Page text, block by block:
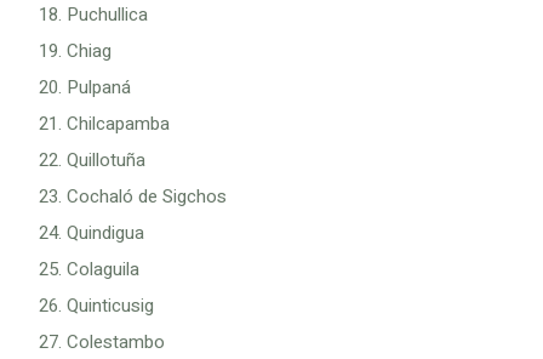
Puchullica
Chiag
Pulpaná
Chilcapamba
Quillotuña
Cochaló de Sigchos
Quindigua
Colaguila
Quinticusig
Colestambo